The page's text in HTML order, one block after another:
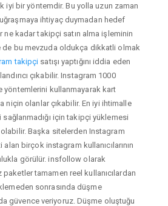
iyi bir yöntemdir. Bu yolla uzun zaman
ihtiyaç duymadan hedef
ne kadar takipçi satın alma işleminin
de bu mevzuda oldukça dikkatli olmak
takipçi satışı yaptığını iddia eden
çıkabilir. Instagram 1000
yöntemlerini kullanmayarak kart
niçin olanlar çıkabilir. En iyi ihtimalle
için takipçi yüklemesi
Başka sitelerden Instagram
birçok instagram kullanıcılarının
görülür. insfollow olarak
paketler tamamen reel kullanıcılardan
sonrasında düşme
güvence veriyoruz. Düşme oluştuğu